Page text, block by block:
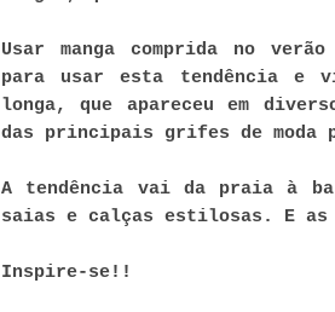
Usar manga comprida no
para usar esta tendência e
longa, que apareceu em
das principais grifes de
A tendência vai da praia à
saias e calças estilosas. E as
Inspire-se!!